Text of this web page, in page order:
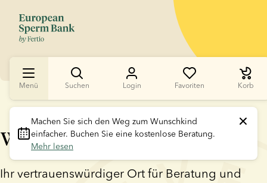
Menü Suchen Login Favoriten Korb
Machen Sie sich den Weg zum Wunschkind
Mehr lesen
Willkommen in unserem Blog
Ihr vertrauenswürdiger Ort für Beratung und